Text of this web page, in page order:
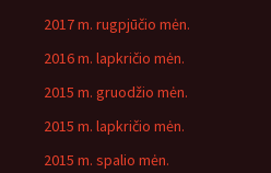
2017 m. rugpjūčio mėn.
2016 m. lapkričio mėn.
2015 m. gruodžio mėn.
2015 m. lapkričio mėn.
2015 m. spalio mėn.